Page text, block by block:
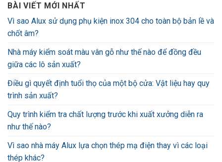
BÀI VIẾT MỚI NHẤT
Vì sao Alux sử dụng phụ kiện inox 304 cho toàn bộ bản lề và
chốt âm?
Nhà máy kiểm soát màu vân gỗ như thế nào để đồng đều
giữa các lô sản xuất?
Điều gì quyết định tuổi thọ của một bộ cửa: Vật liệu hay quy
trình sản xuất?
Quy trình kiểm tra chất lượng trước khi xuất xưởng diễn ra
như thế nào?
Vì sao nhà máy Alux lựa chọn thép mạ điện thay vì các loại
thép khác?